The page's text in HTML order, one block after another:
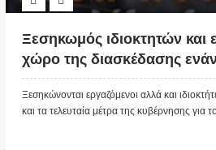
Ξεσηκωμός ιδιοκτητών και
χώρο της διασκέδασης
Συγκέντρωση
Ξεσηκώνονται εργαζόμενοι αλλά και
και τα τελευταία μέτρα της κυβέρνησης